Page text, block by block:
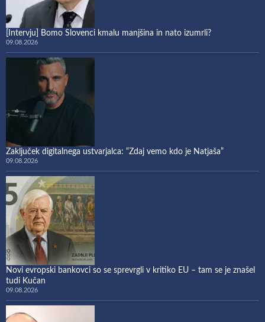
[Intervju] Bomo Slovenci kmalu manjšina in nato izumrli?
09.08.2026
Zaključek digitalnega ustvarjalca: “Zdaj vemo kdo je Natjaša”
09.08.2026
Novi evropski bankovci so se sprevrgli v kritiko EU – tam se je znašel
tudi Kučan
09.08.2026